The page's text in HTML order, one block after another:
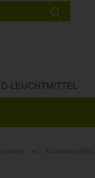
LEUCHTMITTEL